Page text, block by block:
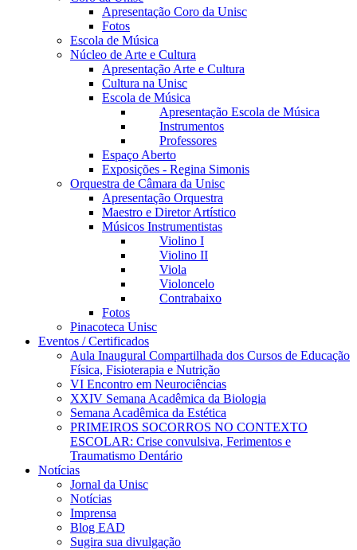
Apresentação Coro da Unisc
Fotos
Escola de Música
Núcleo de Arte e Cultura
Apresentação Arte e Cultura
Cultura na Unisc
Escola de Música
Apresentação Escola de Música
Instrumentos
Professores
Espaço Aberto
Exposições - Regina Simonis
Orquestra de Câmara da Unisc
Apresentação Orquestra
Maestro e Diretor Artístico
Músicos Instrumentistas
Violino I
Violino II
Viola
Violoncelo
Contrabaixo
Fotos
Pinacoteca Unisc
Eventos / Certificados
Aula Inaugural Compartilhada dos Cursos de Educação
Física, Fisioterapia e Nutrição
VI Encontro em Neurociências
XXIV Semana Acadêmica da Biologia
Semana Acadêmica da Estética
PRIMEIROS SOCORROS NO CONTEXTO
ESCOLAR: Crise convulsiva, Ferimentos e
Traumatismo Dentário
Notícias
Jornal da Unisc
Notícias
Imprensa
Blog EAD
Sugira sua divulgação